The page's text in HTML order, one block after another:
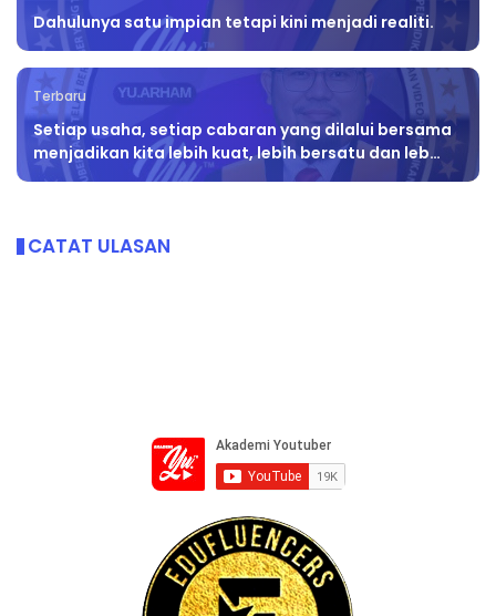
Dahulunya satu impian tetapi kini menjadi realiti.
Terbaru
Setiap usaha, setiap cabaran yang dilalui bersama
menjadikan kita lebih kuat, lebih bersatu dan leb…
CATAT ULASAN